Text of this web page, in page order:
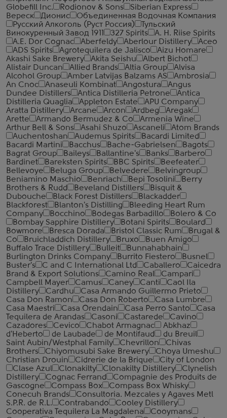
Globefill Inc.
Rodionov & Sons
Siberian Express
Вереск
Дионис
Объединенная Водочная Компания
Русский Алкоголь (Руст Россия)
Тульский
Винокуренный Завод 1911
327 Spirits
A. H. Riise Spirits
A.E. Dor Cognac
Aberfeldy Aberlour Distillery
Aceo
ADS Spirits
Agrotequilera de Jalisco
Aizu Homare
Akashi Sake Brewery
Akita Seishu
Albert Bichot
Alistair Duncan
Allied Brands Altia Group
Alvisa
Alcohol Group
Amber Latvijas Balzams AS
Ambrosia
An Cnoc
Anaseuli Kombinat Angostura
Angus
Dundee Distillers
Antica Distilleria Petrone
Antica
Distilleria Quaglia
Appleton Estate
APU Company
Aratta Distillery
Arcane Arcon Ardbeg
Aregak
Arette
Armando Bermudez & Co
Armenia Wine
Arthur Bell & Sons
Asahi Shuzo Ascaneli
Atom Brands
Auchentoshan
Audemus Spirits
Bacardi Limited
Bacardi Martini
Bacchus Bache-Gabrielsen
Bagots
Bagrat Group
Baileys Ballantine's Banks
Barbero
Bardinet
Bareksten Spirits BBC Spirits
Beefeater
Bellevoye
Beluga Group Belvedere
Belvingroup
Beniamino Maschio
Benriach Bepi Tosolini
Berry
Brothers & Rudd
Beveland Distillers
Bisquit &
Dubouche
Black Forest Distillers
Blackadder
Blackforest
Blanton's Distilling
Bleeding Heart Rum
Company
Bocchino Bodegas Barbadillo
Bolero & Co
Bombay Sapphire Distillery
Botani Spirits
Boulard
Bowmore
Bresca Dorada Bristol Classic Rum
Brugal &
Co
Bruichladdich Distillery Bruxo
Buen Amigo
Buffalo Trace Distillery
Bulleit
Bunnahabhain
Burlington Drinks Company
Burrito Fiestero
Busnel
Buster's
C and C International Ltd Caballero
Caicedra
Brand & Export Solutions
Camino Real
Campari
Campbell Mayer
Camus Caney Canti
Caol Ila
Distillery
Cardhu
Casa Armando Guillermo Prieto
Casa Don Ramon
Casa Don Roberto
Casa Lumbre
Casa Maestri
Casa Orendain Casa Perro Santo
Casa
Tequilera de Arandas
Casoni Castarede
Cavino
Cazadores
Cevico Chabot Armagnac
Abkhaz
d'Heberto
de Laubade de Montifaud
du Breuil
Saint Aubin/Westphal Family
Chevrillon
Chivas
Brothers
Chiyomusubi Sake Brewery
Choya Umeshu
Christian Drouin
Cidrerie de la Brique
City of London
Clase Azul
Clonakilty Clonakilty Distillery
Clynelish
Distillery
Cognac Ferrand
Compagnie des Produits de
Gascogne
Compass Box
Compass Box Whisky
Conecuh Brands
Consultoria. Mezcales y Agaves Metl
S.P.R. de R.L.
Contrabando
Cooley Distillery
Cooperativa Tequilera La Magdalena
Cooymans